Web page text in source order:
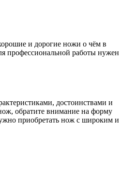
и дорогие ножи о чём в
профессиональной работы нужен
достоинствами и
обратите внимание на форму
приобретать нож с широким и